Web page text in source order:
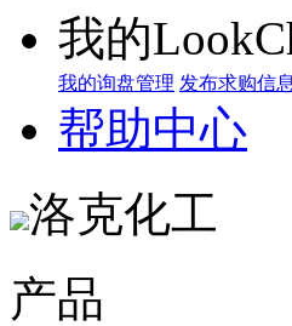
我的
我的询盘管理 发布求购信息
帮助中心
洛克化工
产品